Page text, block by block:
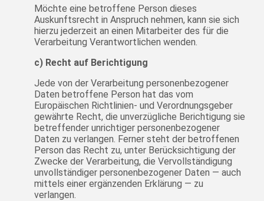
Möchte eine betroffene Person dieses
Auskunftsrecht in Anspruch nehmen, kann sie sich
hierzu jederzeit an einen Mitarbeiter des für die
Verarbeitung Verantwortlichen wenden.
c) Recht auf Berichtigung
Jede von der Verarbeitung personenbezogener
Daten betroffene Person hat das vom
Europäischen Richtlinien- und Verordnungsgeber
gewährte Recht, die unverzügliche Berichtigung sie
betreffender unrichtiger personenbezogener
Daten zu verlangen. Ferner steht der betroffenen
Person das Recht zu, unter Berücksichtigung der
Zwecke der Verarbeitung, die Vervollständigung
unvollständiger personenbezogener Daten — auch
mittels einer ergänzenden Erklärung — zu
verlangen.